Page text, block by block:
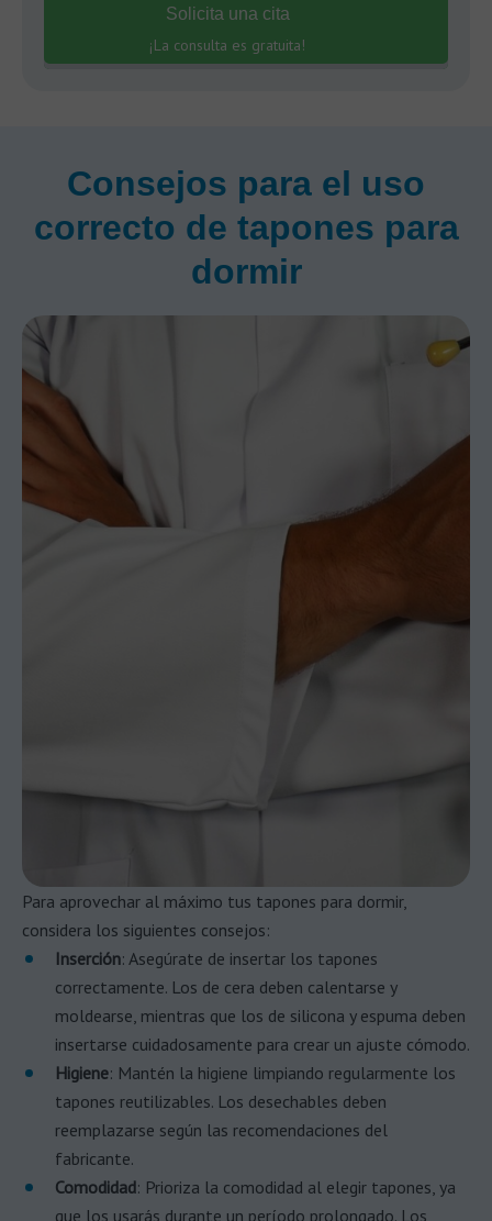
Solicita una cita
¡La consulta es gratuita!
Consejos para el uso
correcto de tapones para
dormir
Para aprovechar al máximo tus tapones para dormir,
considera los siguientes consejos:
Inserción: Asegúrate de insertar los tapones
correctamente. Los de cera deben calentarse y
moldearse, mientras que los de silicona y espuma deben
insertarse cuidadosamente para crear un ajuste cómodo.
Higiene: Mantén la higiene limpiando regularmente los
tapones reutilizables. Los desechables deben
reemplazarse según las recomendaciones del
fabricante.
Comodidad: Prioriza la comodidad al elegir tapones, ya
que los usarás durante un período prolongado. Los